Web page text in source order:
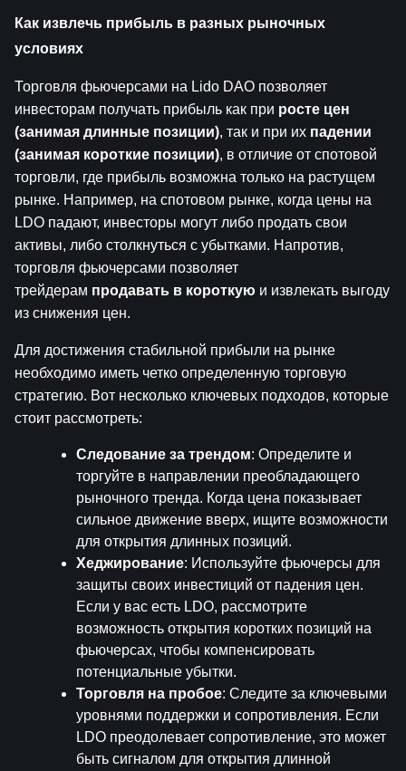
Как извлечь прибыль в разных рыночных
условиях
Торговля фьючерсами на Lido DAO позволяет
инвесторам получать прибыль как при росте цен
(занимая длинные позиции), так и при их падении
(занимая короткие позиции), в отличие от спотовой
торговли, где прибыль возможна только на растущем
рынке. Например, на спотовом рынке, когда цены на
LDO падают, инвесторы могут либо продать свои
активы, либо столкнуться с убытками. Напротив,
торговля фьючерсами позволяет
трейдерам продавать в короткую и извлекать выгоду
из снижения цен.
Для достижения стабильной прибыли на рынке
необходимо иметь четко определенную торговую
стратегию. Вот несколько ключевых подходов, которые
стоит рассмотреть:
Следование за трендом: Определите и
торгуйте в направлении преобладающего
рыночного тренда. Когда цена показывает
сильное движение вверх, ищите возможности
для открытия длинных позиций.
Хеджирование: Используйте фьючерсы для
защиты своих инвестиций от падения цен.
Если у вас есть LDO, рассмотрите
возможность открытия коротких позиций на
фьючерсах, чтобы компенсировать
потенциальные убытки.
Торговля на пробое: Следите за ключевыми
уровнями поддержки и сопротивления. Если
LDO преодолевает сопротивление, это может
быть сигналом для открытия длинной